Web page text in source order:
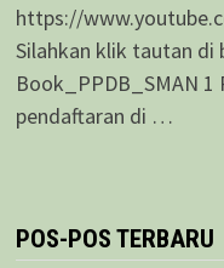
https://
Silahkan klik tautan di
Book_PPDB_SMAN 1
pendaftaran di …
POS-POS TERBARU